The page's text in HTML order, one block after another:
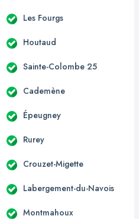
Les Fourgs
Houtaud
Sainte-Colombe 25
Cademène
Épeugney
Rurey
Crouzet-Migette
Labergement-du-Navois
Montmahoux